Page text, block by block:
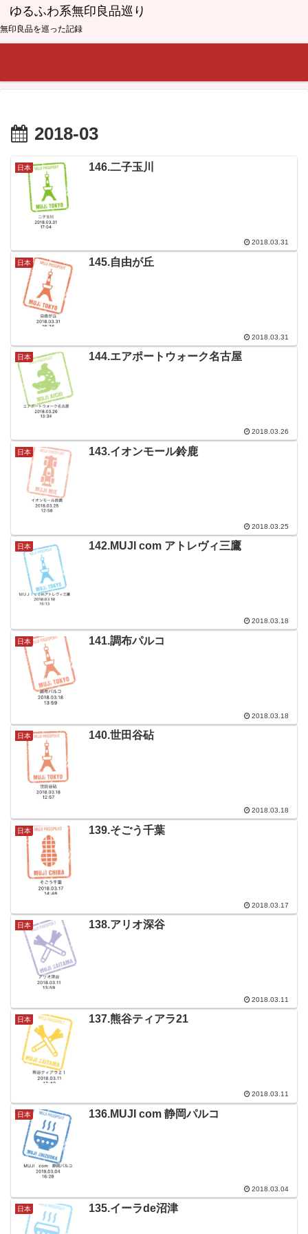
ゆるふわ系無印良品巡り
無印良品を巡った記録
2018-03
日本 146.二子玉川
2018.03.31
日本 145.自由が丘
2018.03.31
日本 144.エアポートウォーク名古屋
2018.03.26
日本 143.イオンモール鈴鹿
2018.03.25
日本 142.MUJI com アトレヴィ三鷹
2018.03.18
日本 141.調布パルコ
2018.03.18
日本 140.世田谷砧
2018.03.18
日本 139.そごう千葉
2018.03.17
日本 138.アリオ深谷
2018.03.11
日本 137.熊谷ティアラ21
2018.03.11
日本 136.MUJI com 静岡パルコ
2018.03.04
日本 135.イーラde沼津